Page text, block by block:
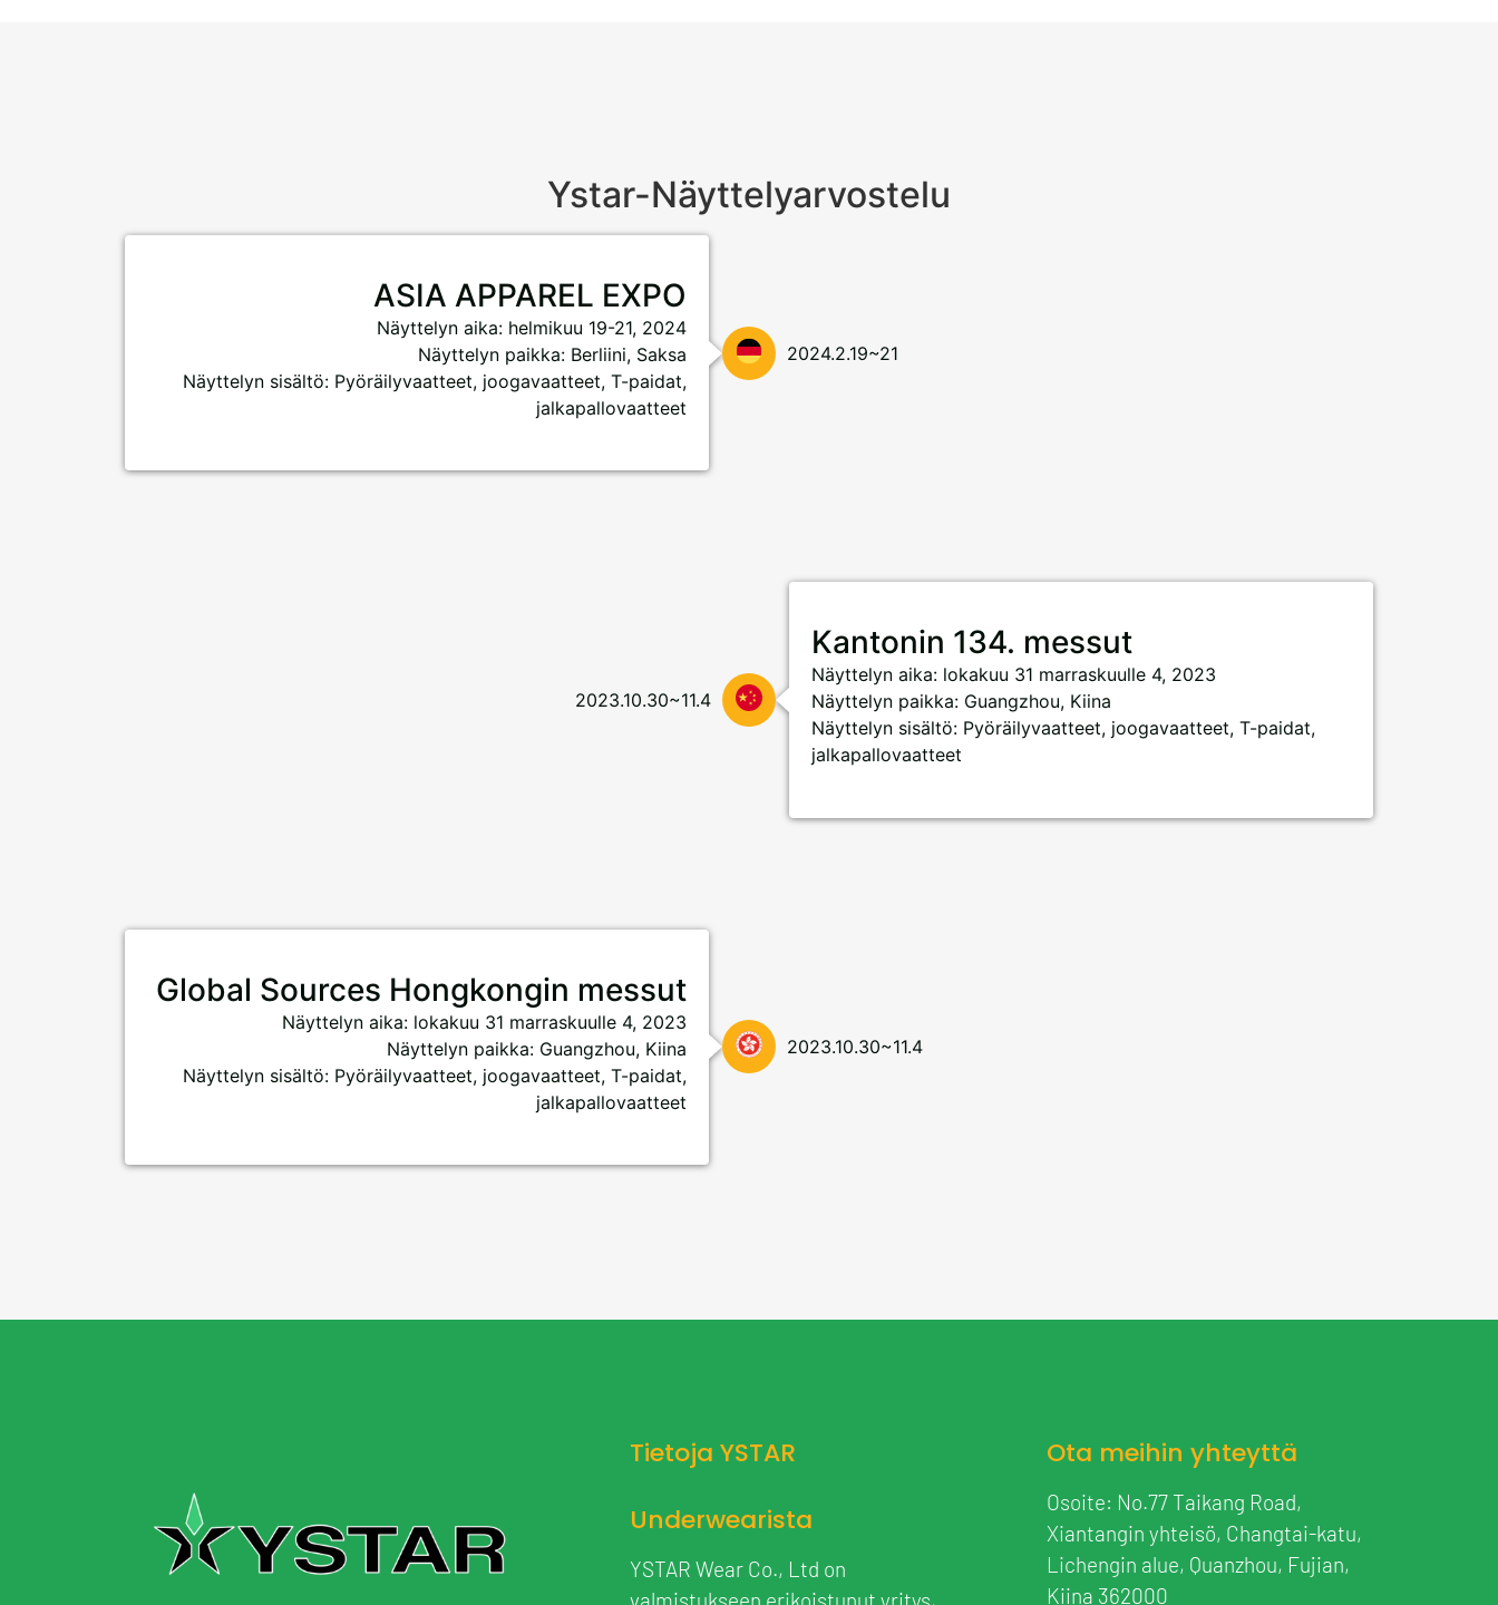
Ystar-Näyttelyarvostelu
ASIA APPAREL EXPO
Näyttelyn aika: helmikuu 19-21, 2024
Näyttelyn paikka: Berliini, Saksa
Näyttelyn sisältö: Pyöräilyvaatteet, joogavaatteet, T-paidat,
jalkapallovaatteet
2024.2.19~21
Kantonin 134. messut
Näyttelyn aika: lokakuu 31 marraskuulle 4, 2023
Näyttelyn paikka: Guangzhou, Kiina
Näyttelyn sisältö: Pyöräilyvaatteet, joogavaatteet, T-paidat,
jalkapallovaatteet
2023.10.30~11.4
Global Sources Hongkongin messut
Näyttelyn aika: lokakuu 31 marraskuulle 4, 2023
Näyttelyn paikka: Guangzhou, Kiina
Näyttelyn sisältö: Pyöräilyvaatteet, joogavaatteet, T-paidat,
jalkapallovaatteet
2023.10.30~11.4
Tietoja YSTAR
Underwearista
YSTAR Wear Co., Ltd on
Ota meihin yhteyttä
Osoite: No.77 Taikang Road,
Xiantangin yhteisö, Changtai-katu,
Lichengin alue, Quanzhou, Fujian,
Kiina 362000